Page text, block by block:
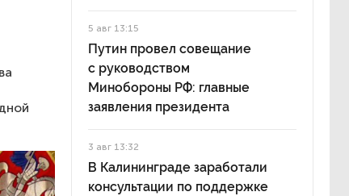
5 авг 13:15
Путин провел совещание
с руководством
Минобороны РФ: главные
заявления президента
3 авг 13:32
В Калининграде заработали
консультации по поддержке